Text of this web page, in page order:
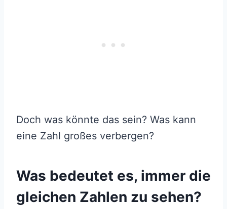
Doch was könnte das sein? Was kann
eine Zahl großes verbergen?
Was bedeutet es, immer die
gleichen Zahlen zu sehen?